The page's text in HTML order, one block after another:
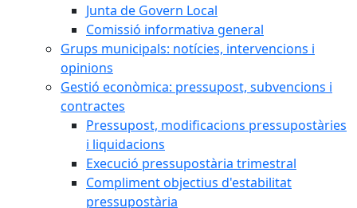
Junta de Govern Local
Comissió informativa general
Grups municipals: notícies, intervencions i
opinions
Gestió econòmica: pressupost, subvencions i
contractes
Pressupost, modificacions pressupostàries
i liquidacions
Execució pressupostària trimestral
Compliment objectius d'estabilitat
pressupostària